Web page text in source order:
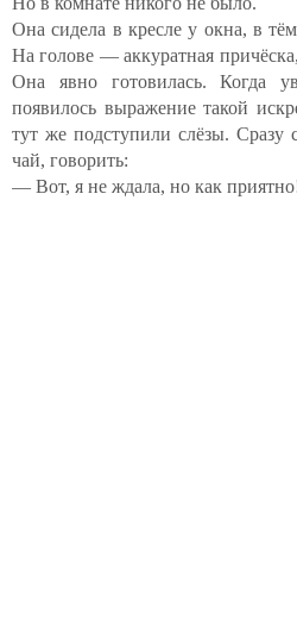
Она сидела в кресле у окна, в
На голове — аккуратная
Она явно готовилась. Когда
появилось выражение такой
тут же подступили слёзы. Сразу
чай, говорить:
— Вот, я не ждала, но как